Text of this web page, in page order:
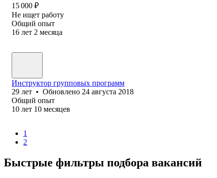
15 000 ₽
Не ищет работу
Общий опыт
16 лет 2 месяца
Инструктор групповых программ
29 лет • Обновлено 24 августа 2018
Общий опыт
10 лет 10 месяцев
1
2
Быстрые фильтры подбора вакансий